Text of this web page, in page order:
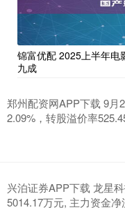
锦富优配 2025上半年电
九成
郑州配资网APP下载 9月
2.09%，转股溢价率
兴泊证券APP下载 龙星
5014.17万元, 主力资金